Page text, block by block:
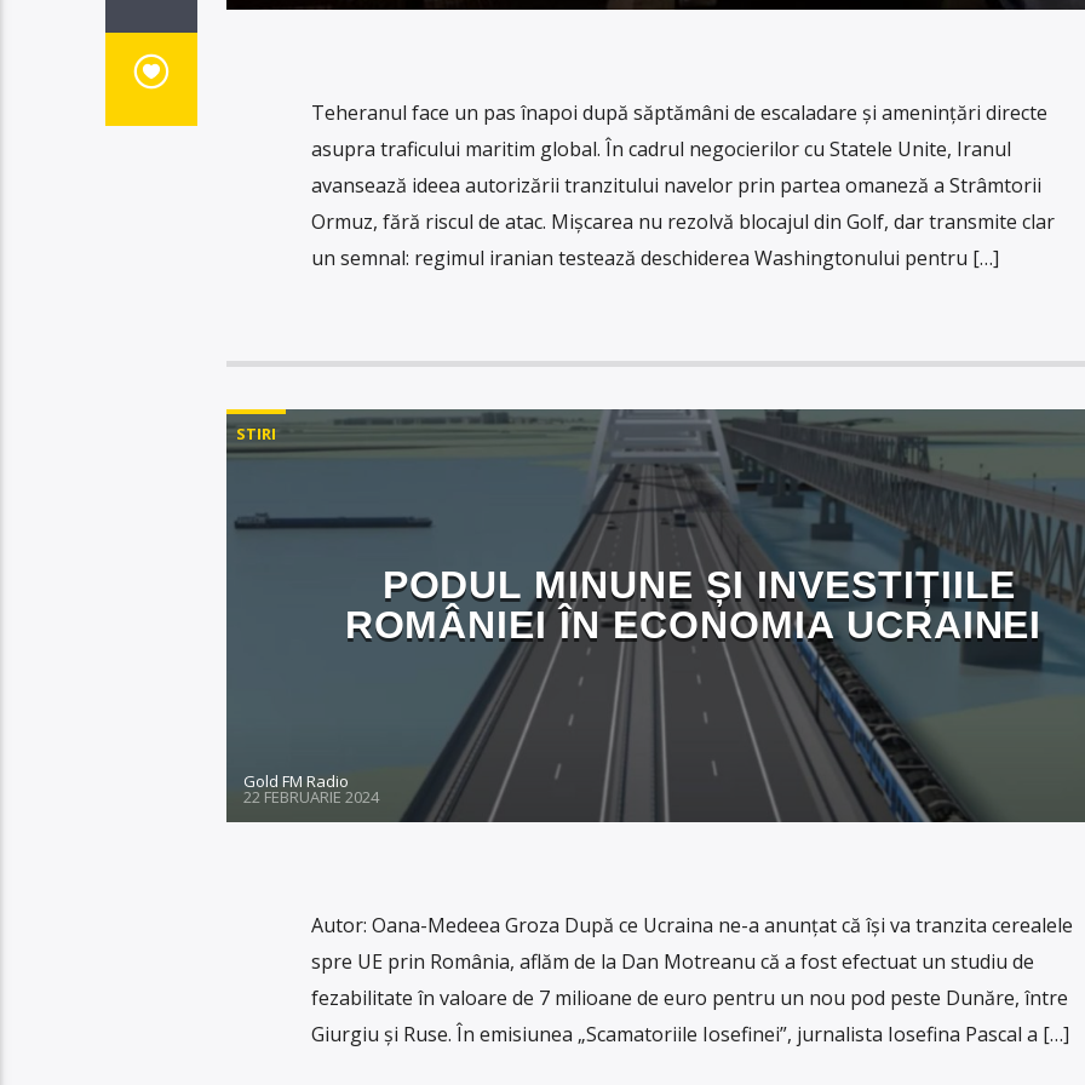
Teheranul face un pas înapoi după săptămâni de escaladare și amenințări directe
asupra traficului maritim global. În cadrul negocierilor cu Statele Unite, Iranul
avansează ideea autorizării tranzitului navelor prin partea omaneză a Strâmtorii
Ormuz, fără riscul de atac. Mișcarea nu rezolvă blocajul din Golf, dar transmite clar
un semnal: regimul iranian testează deschiderea Washingtonului pentru […]
STIRI
PODUL MINUNE ȘI INVESTIȚIILE
ROMÂNIEI ÎN ECONOMIA UCRAINEI
Gold FM Radio
22 FEBRUARIE 2024
Autor: Oana-Medeea Groza După ce Ucraina ne-a anunțat că își va tranzita cerealele
spre UE prin România, aflăm de la Dan Motreanu că a fost efectuat un studiu de
fezabilitate în valoare de 7 milioane de euro pentru un nou pod peste Dunăre, între
Giurgiu și Ruse. În emisiunea „Scamatoriile Iosefinei”, jurnalista Iosefina Pascal a […]